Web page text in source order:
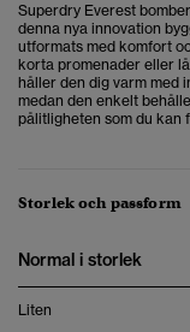
Superdry Everest
denna nya innovation
utformats med komfort
korta promenader eller
håller den dig varm med
medan den enkelt
pålitligheten som du kan
Storlek och passform
Normal i storlek
Liten